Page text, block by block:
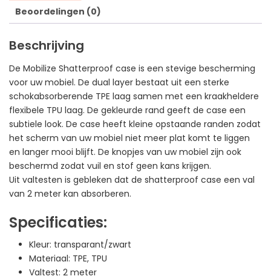
Beoordelingen (0)
Beschrijving
De Mobilize Shatterproof case is een stevige bescherming
voor uw mobiel. De dual layer bestaat uit een sterke
schokabsorberende TPE laag samen met een kraakheldere
flexibele TPU laag. De gekleurde rand geeft de case een
subtiele look. De case heeft kleine opstaande randen zodat
het scherm van uw mobiel niet meer plat komt te liggen
en langer mooi blijft. De knopjes van uw mobiel zijn ook
beschermd zodat vuil en stof geen kans krijgen.
Uit valtesten is gebleken dat de shatterproof case een val
van 2 meter kan absorberen.
Specificaties:
Kleur: transparant/zwart
Materiaal: TPE, TPU
Valtest: 2 meter